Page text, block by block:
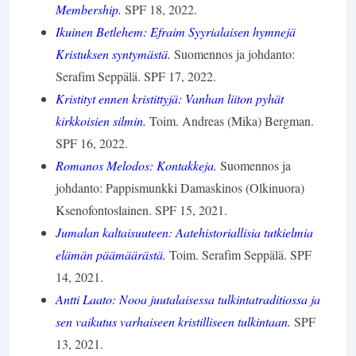
Membership. SPF 18, 2022.
Ikuinen Betlehem: Efraim Syyrialaisen hymnejä
Kristuksen syntymästä. Suomennos ja johdanto:
Serafim Seppälä. SPF 17, 2022.
Kristityt ennen kristittyjä: Vanhan liiton pyhät
kirkkoisien silmin. Toim. Andreas (Mika) Bergman.
SPF 16, 2022.
Romanos Melodos: Kontakkeja. Suomennos ja
johdanto: Pappismunkki Damaskinos (Olkinuora)
Ksenofontoslainen. SPF 15, 2021.
Jumalan kaltaisuuteen: Aatehistoriallisia tutkielmia
elämän päämäärästä. Toim. Serafim Seppälä. SPF
14, 2021.
Antti Laato: Nooa juutalaisessa tulkintatraditiossa ja
sen vaikutus varhaiseen kristilliseen tulkintaan. SPF
13, 2021.